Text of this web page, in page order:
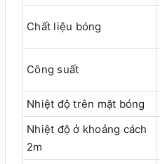
Chất liệu bóng
Công suất
Nhiệt độ trên mặt bóng
Nhiệt độ ở khoảng cách
2m